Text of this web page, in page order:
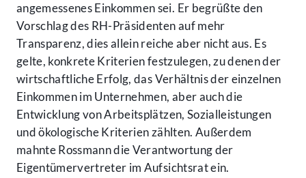
angemessenes Einkommen sei. Er begrüßte den
Vorschlag des RH-Präsidenten auf mehr
Transparenz, dies allein reiche aber nicht aus. Es
gelte, konkrete Kriterien festzulegen, zu denen der
wirtschaftliche Erfolg, das Verhältnis der einzelnen
Einkommen im Unternehmen, aber auch die
Entwicklung von Arbeitsplätzen, Sozialleistungen
und ökologische Kriterien zählten. Außerdem
mahnte Rossmann die Verantwortung der
Eigentümervertreter im Aufsichtsrat ein.